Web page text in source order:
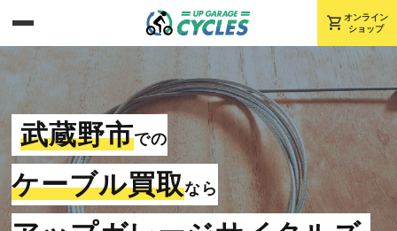
shopping_cart オンライン
ショップ
武蔵野市での
ケーブル買取なら